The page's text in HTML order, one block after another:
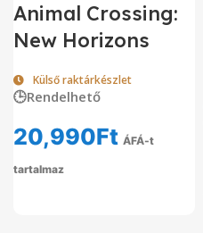
Animal Crossing:
New Horizons
Külső raktárkészlet
🕒Rendelhető
20,990Ft ÁFÁ-t
tartalmaz